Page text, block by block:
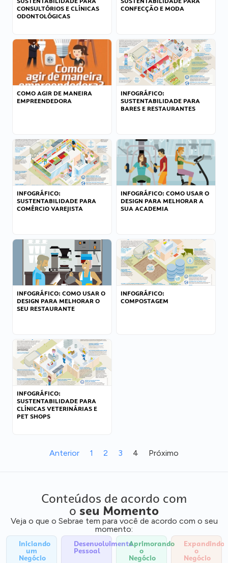
CONSULTÓRIOS E CLÍNICAS
ODONTOLÓGICAS
CONFECÇÃO E MODA
COMO AGIR DE MANEIRA
EMPREENDEDORA
INFOGRÁFICO:
SUSTENTABILIDADE PARA
BARES E RESTAURANTES
INFOGRÁFICO:
SUSTENTABILIDADE PARA
COMÉRCIO VAREJISTA
INFOGRÁFICO: COMO USAR O
DESIGN PARA MELHORAR A
SUA ACADEMIA
INFOGRÁFICO: COMO USAR O
DESIGN PARA MELHORAR O
SEU RESTAURANTE
INFOGRÁFICO:
COMPOSTAGEM
INFOGRÁFICO:
SUSTENTABILIDADE PARA
CLÍNICAS VETERINÁRIAS E
PET SHOPS
Anterior 1 2 3 4 Próximo
Conteúdos de acordo com
o seu Momento
Veja o que o Sebrae tem para você de acordo com o seu
momento:
Iniciando
um
Negócio
Desenvolvimento
Pessoal
Aprimorando
o
Negócio
Expandindo
o
Negócio